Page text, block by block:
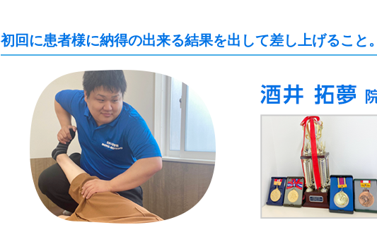
初回に患者様に納得の出来る結果を出して差し上げること。